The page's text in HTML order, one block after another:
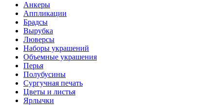
Анкеры
Аппликации
Брадсы
Вырубка
Люверсы
Наборы украшений
Объемные украшения
Перья
Полубусины
Сургучная печать
Цветы и листья
Ярлычки